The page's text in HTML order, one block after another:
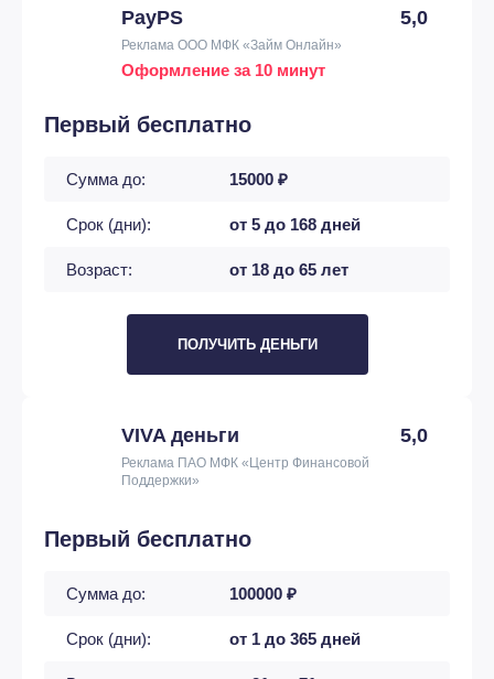
PayPS 5,0
Реклама ООО МФК «Займ Онлайн»
Оформление за 10 минут
Первый бесплатно
Сумма до: 15000 ₽
Срок (дни): от 5 до 168 дней
Возраст: от 18 до 65 лет
ПОЛУЧИТЬ ДЕНЬГИ
VIVA деньги 5,0
Реклама ПАО МФК «Центр Финансовой
Поддержки»
Первый бесплатно
Сумма до: 100000 ₽
Срок (дни): от 1 до 365 дней